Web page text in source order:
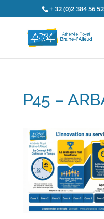
+ 32 (0)2 384 56 52
P45 –